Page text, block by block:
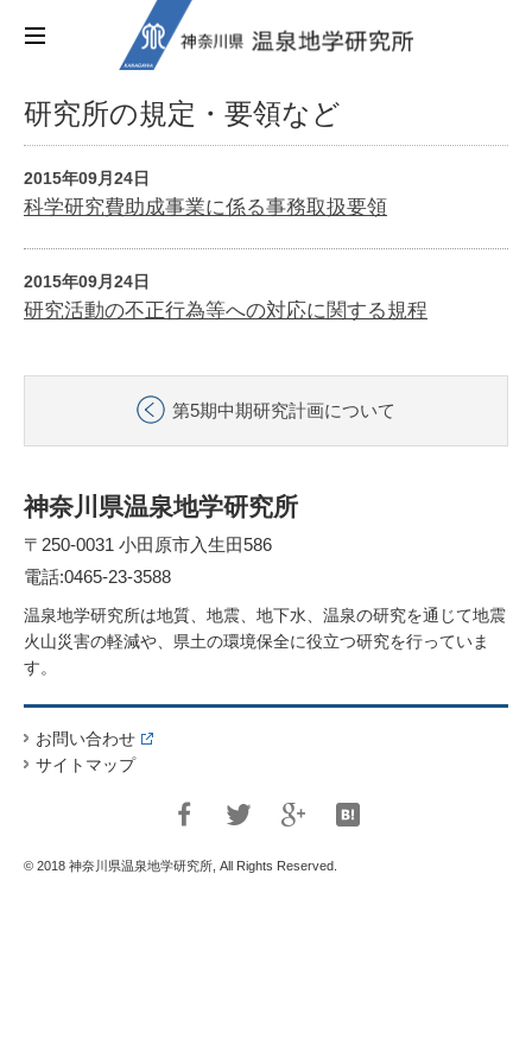
研究所の規定・要領など
2015年09月24日
科学研究費助成事業に係る事務取扱要領
2015年09月24日
研究活動の不正行為等への対応に関する規程
第5期中期研究計画について
神奈川県温泉地学研究所
〒250-0031 小田原市入生田586
電話:0465-23-3588
温泉地学研究所は地質、地震、地下水、温泉の研究を通じて地震
火山災害の軽減や、県土の環境保全に役立つ研究を行っていま
す。
お問い合わせ
サイトマップ
© 2018 神奈川県温泉地学研究所, All Rights Reserved.